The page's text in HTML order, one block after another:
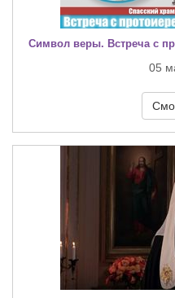
Символ веры. Встреча с
05